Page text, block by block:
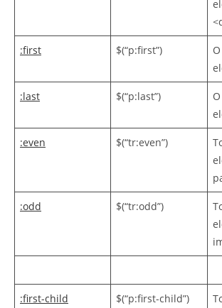
:first $(“p:first”)
:last $(“p:last”)
:even $(“tr:even”)
:odd $(“tr:odd”)
:first-child $(“p:first-child”)